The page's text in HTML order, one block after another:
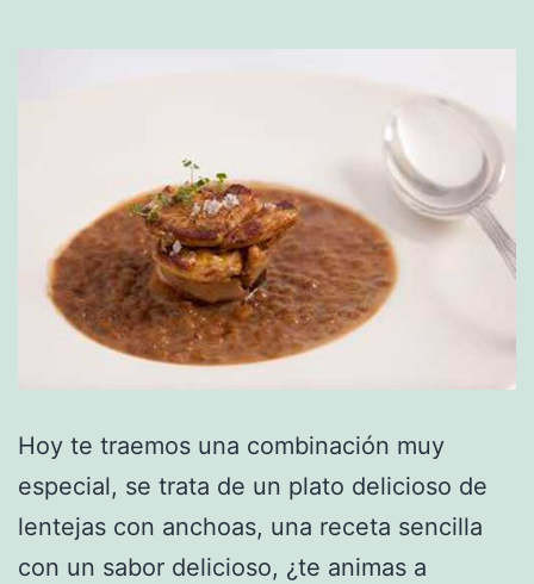
Hoy te traemos una combinación muy
especial, se trata de un plato delicioso de
lentejas con anchoas, una receta sencilla
con un sabor delicioso, ¿te animas a